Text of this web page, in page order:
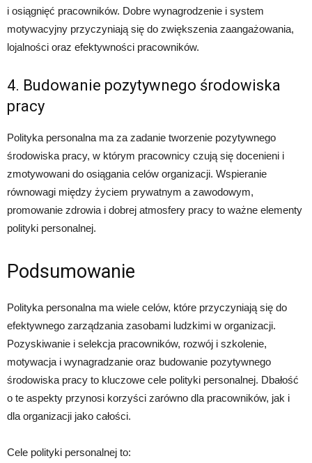
i osiągnięć pracowników. Dobre wynagrodzenie i system
motywacyjny przyczyniają się do zwiększenia zaangażowania,
lojalności oraz efektywności pracowników.
4. Budowanie pozytywnego środowiska
pracy
Polityka personalna ma za zadanie tworzenie pozytywnego
środowiska pracy, w którym pracownicy czują się docenieni i
zmotywowani do osiągania celów organizacji. Wspieranie
równowagi między życiem prywatnym a zawodowym,
promowanie zdrowia i dobrej atmosfery pracy to ważne elementy
polityki personalnej.
Podsumowanie
Polityka personalna ma wiele celów, które przyczyniają się do
efektywnego zarządzania zasobami ludzkimi w organizacji.
Pozyskiwanie i selekcja pracowników, rozwój i szkolenie,
motywacja i wynagradzanie oraz budowanie pozytywnego
środowiska pracy to kluczowe cele polityki personalnej. Dbałość
o te aspekty przynosi korzyści zarówno dla pracowników, jak i
dla organizacji jako całości.
Cele polityki personalnej to: